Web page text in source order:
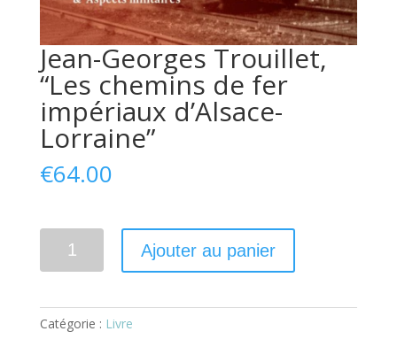
Jean-Georges Trouillet,
“Les chemins de fer
impériaux d’Alsace-
Lorraine”
€64.00
Ajouter au panier
Catégorie : Livre